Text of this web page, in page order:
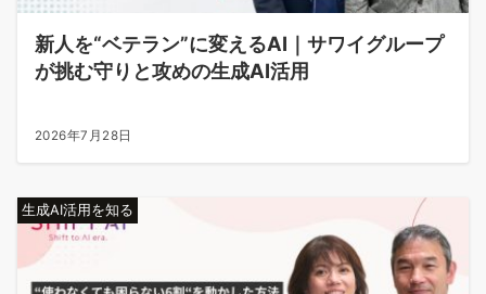
新人を“ベテラン”に変えるAI｜サワイグループ
が挑む守りと攻めの生成AI活用
2026年7月28日
生成AI活用を知る